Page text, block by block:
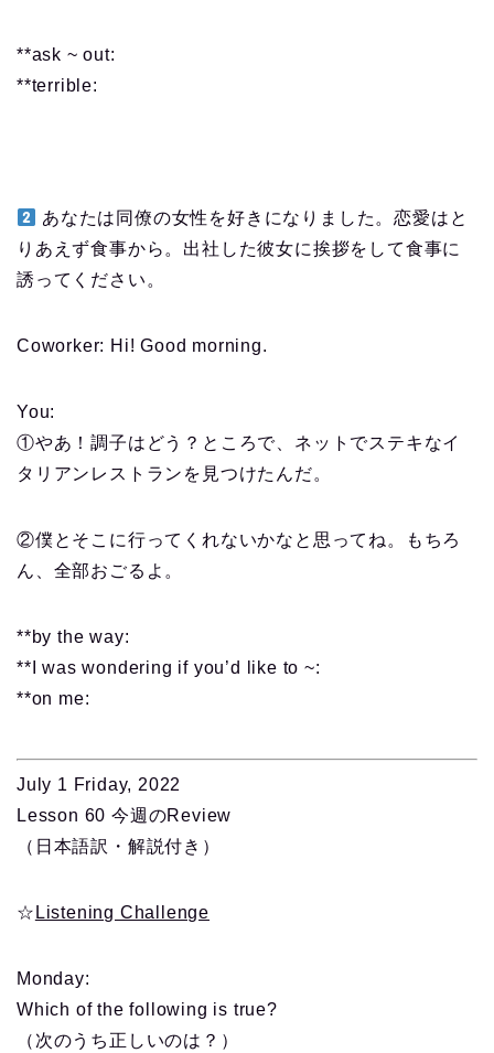
**ask ~ out:
**terrible:
あなたは同僚の女性を好きになりました。恋愛はと
りあえず食事から。出社した彼女に挨拶をして食事に
誘ってください。
Coworker: Hi! Good morning.
You:
①やあ！調子はどう？ところで、ネットでステキなイ
タリアンレストランを見つけたんだ。
②僕とそこに行ってくれないかなと思ってね。もちろ
ん、全部おごるよ。
**by the way:
**I was wondering if you’d like to ~:
**on me:
July 1 Friday, 2022
Lesson 60 今週のReview
（日本語訳・解説付き）
☆ Listening Challenge
Monday:
Which of the following is true?
（次のうち正しいのは？）